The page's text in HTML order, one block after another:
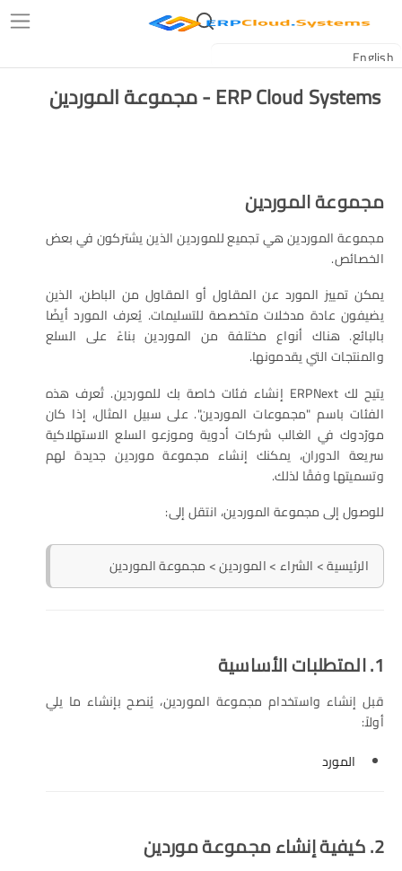
ERP Cloud Systems - مجموعة الموردين
مجموعة الموردين
مجموعة الموردين هي تجميع للموردين الذين يشتركون في بعض
الخصائص.
يمكن تمييز المورد عن المقاول أو المقاول من الباطن، الذين
يضيفون عادة مدخلات متخصصة للتسليمات. يُعرف المورد أيضًا
بالبائع. هناك أنواع مختلفة من الموردين بناءً على السلع
والمنتجات التي يقدمونها.
يتيح لك ERPNext إنشاء فئات خاصة بك للموردين. تُعرف هذه
الفئات باسم "مجموعات الموردين". على سبيل المثال، إذا كان
مورّدوك في الغالب شركات أدوية وموزعو السلع الاستهلاكية
سريعة الدوران، يمكنك إنشاء مجموعة موردين جديدة لهم
وتسميتها وفقًا لذلك.
للوصول إلى مجموعة الموردين، انتقل إلى:
الرئيسية > الشراء > الموردين > مجموعة الموردين
1. المتطلبات الأساسية
قبل إنشاء واستخدام مجموعة الموردين، يُنصح بإنشاء ما يلي
أولاً:
المورد
2. كيفية إنشاء مجموعة موردين